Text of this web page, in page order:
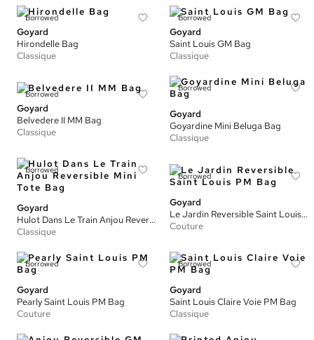
Borrowed
Goyard
Hirondelle Bag
Classique
Borrowed
Goyard
Saint Louis GM Bag
Classique
Borrowed
Goyard
Belvedere II MM Bag
Classique
Borrowed
Goyard
Goyardine Mini Beluga Bag
Classique
Borrowed
Goyard
Hulot Dans Le Train Anjou Reversible Mini Tote Bag
Classique
Borrowed
Goyard
Le Jardin Reversible Saint Louis PM Bag
Couture
Borrowed
Goyard
Pearly Saint Louis PM Bag
Couture
Borrowed
Goyard
Saint Louis Claire Voie PM Bag
Classique